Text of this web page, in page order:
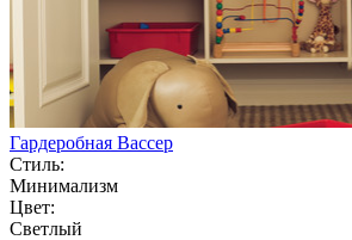
Гардеробная Вассер
Стиль:
Минимализм
Цвет:
Светлый